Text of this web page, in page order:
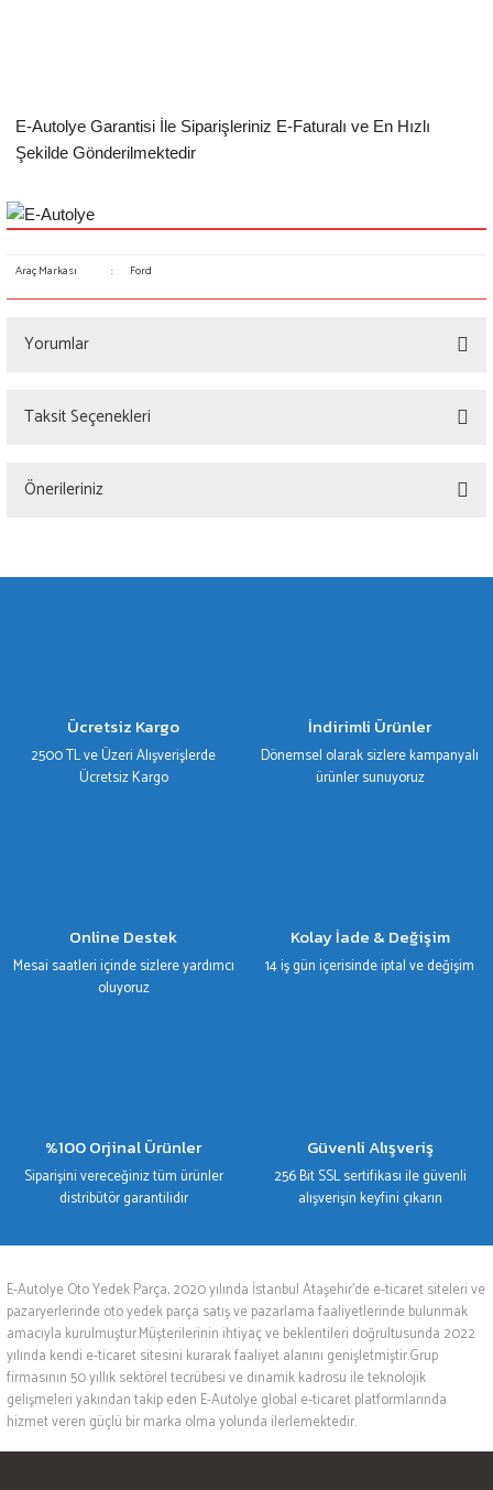
E-Autolye Garantisi İle Siparişleriniz E-Faturalı ve En Hızlı
Şekilde Gönderilmektedir
Araç Markası : Ford
Yorumlar
Taksit Seçenekleri
Önerileriniz
gördüğünüz noktaları öneri formunu kullanarak tarafımıza iletebilirsiniz.
Ürün fiyatı diğer sitelerden daha pahalı.
Bu ürüne benzer farklı alternatifler olmalı.
Ücretsiz Kargo
2500 TL ve Üzeri Alışverişlerde
Ücretsiz Kargo
İndirimli Ürünler
Dönemsel olarak sizlere kampanyalı
ürünler sunuyoruz
Online Destek
Mesai saatleri içinde sizlere yardımcı
oluyoruz
Kolay İade & Değişim
14 iş gün içerisinde iptal ve değişim
%100 Orjinal Ürünler
Siparişini vereceğiniz tüm ürünler
distribütör garantilidir
Güvenli Alışveriş
256 Bit SSL sertifikası ile güvenli
alışverişin keyfini çıkarın
E-Autolye Oto Yedek Parça, 2020 yılında İstanbul Ataşehir’de e-ticaret siteleri ve
pazaryerlerinde oto yedek parça satış ve pazarlama faaliyetlerinde bulunmak
amacıyla kurulmuştur.Müşterilerinin ihtiyaç ve beklentileri doğrultusunda 2022
yılında kendi e-ticaret sitesini kurarak faaliyet alanını genişletmiştir.Grup
firmasının 50 yıllık sektörel tecrübesi ve dinamik kadrosu ile teknolojik
gelişmeleri yakından takip eden E-Autolye global e-ticaret platformlarında
hizmet veren güçlü bir marka olma yolunda ilerlemektedir.